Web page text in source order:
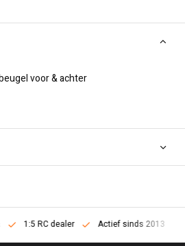
voor & achter
1:5 RC dealer Actief sinds 2013